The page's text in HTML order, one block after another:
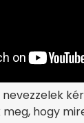
hogy